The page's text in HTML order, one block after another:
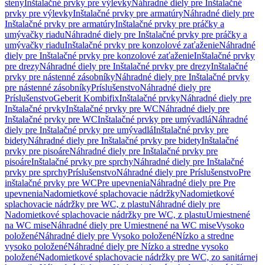
stenyInštalačné prvky pre výlevkyNáhradné diely pre Inštalačné
prvky pre výlevkyInštalačné prvky pre armatúryNáhradné diely pre
Inštalačné prvky pre armatúryInštalačné prvky pre práčky a
umývačky riaduNáhradné diely pre Inštalačné prvky pre práčky a
umývačky riaduInštalačné prvky pre konzolové zaťaženieNáhradné
diely pre Inštalačné prvky pre konzolové zaťaženieInštalačné prvky
pre drezyNáhradné diely pre Inštalačné prvky pre drezyInštalačné
prvky pre nástenné zásobníkyNáhradné diely pre Inštalačné prvky
pre nástenné zásobníkyPríslušenstvoNáhradné diely pre
PríslušenstvoGeberit KombifixInštalačné prvkyNáhradné diely pre
Inštalačné prvkyInštalačné prvky pre WCNáhradné diely pre
Inštalačné prvky pre WCInštalačné prvky pre umývadláNáhradné
diely pre Inštalačné prvky pre umývadláInštalačné prvky pre
bidetyNáhradné diely pre Inštalačné prvky pre bidetyInštalačné
prvky pre pisoáreNáhradné diely pre Inštalačné prvky pre
pisoáreInštalačné prvky pre sprchyNáhradné diely pre Inštalačné
prvky pre sprchyPríslušenstvoNáhradné diely pre PríslušenstvoPre
inštalačné prvky pre WCPre upevneniaNáhradné diely pre Pre
upevneniaNadomietkové splachovacie nádržkyNadomietkové
splachovacie nádržky pre WC, z plastuNáhradné diely pre
Nadomietkové splachovacie nádržky pre WC, z plastuUmiestnené
na WC miseNáhradné diely pre Umiestnené na WC miseVysoko
položenéNáhradné diely pre Vysoko položenéNízko a stredne
vysoko položenéNáhradné diely pre Nízko a stredne vysoko
položenéNadomietkové splachovacie nádržky pre WC, zo sanitárnej